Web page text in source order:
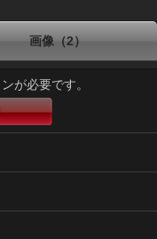
画像（2）
が必要です。